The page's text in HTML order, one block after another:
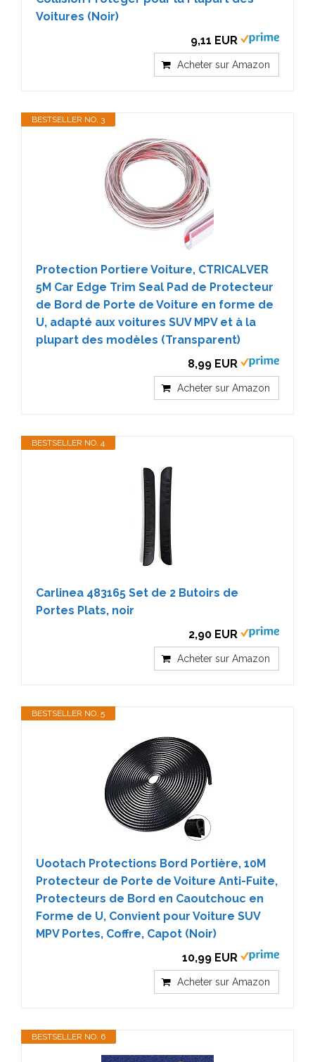
Voitures (Noir)
9,11 EUR
Acheter sur Amazon
BESTSELLER NO. 3
Protection Portiere Voiture, CTRICALVER
5M Car Edge Trim Seal Pad de Protecteur
de Bord de Porte de Voiture en forme de
U, adapté aux voitures SUV MPV et à la
plupart des modèles (Transparent)
8,99 EUR
Acheter sur Amazon
BESTSELLER NO. 4
Carlinea 483165 Set de 2 Butoirs de
Portes Plats, noir
2,90 EUR
Acheter sur Amazon
BESTSELLER NO. 5
Uootach Protections Bord Portière, 10M
Protecteur de Porte de Voiture Anti-Fuite,
Protecteurs de Bord en Caoutchouc en
Forme de U, Convient pour Voiture SUV
MPV Portes, Coffre, Capot (Noir)
10,99 EUR
Acheter sur Amazon
BESTSELLER NO. 6